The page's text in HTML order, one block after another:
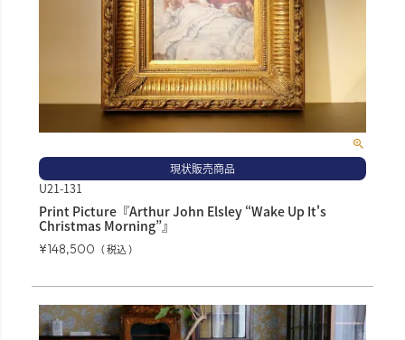
現状販売商品
U21-131
Print Picture『Arthur John Elsley “Wake Up It's
Christmas Morning”』
¥148,500 税込